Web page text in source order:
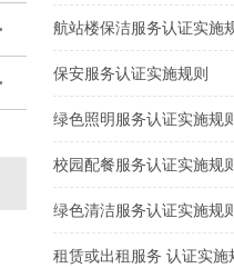
航站楼保洁服务认证实施
保安服务认证实施规则
绿色照明服务认证实施规
校园配餐服务认证实施规
绿色清洁服务认证实施规
租赁或出租服务 认证实施